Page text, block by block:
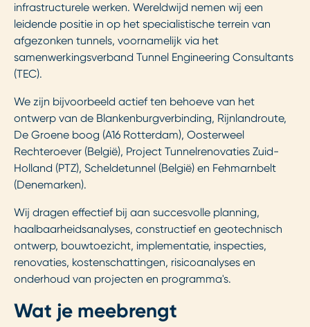
infrastructurele werken. Wereldwijd nemen wij een
leidende positie in op het specialistische terrein van
afgezonken tunnels, voornamelijk via het
samenwerkingsverband Tunnel Engineering Consultants
(TEC).
We zijn bijvoorbeeld actief ten behoeve van het
ontwerp van de Blankenburgverbinding, Rijnlandroute,
De Groene boog (A16 Rotterdam), Oosterweel
Rechteroever (België), Project Tunnelrenovaties Zuid-
Holland (PTZ), Scheldetunnel (België) en Fehmarnbelt
(Denemarken).
Wij dragen effectief bij aan succesvolle planning,
haalbaarheidsanalyses, constructief en geotechnisch
ontwerp, bouwtoezicht, implementatie, inspecties,
renovaties, kostenschattingen, risicoanalyses en
onderhoud van projecten en programma's.
Wat je meebrengt